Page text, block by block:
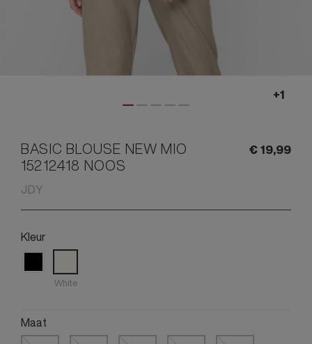
BASIC BLOUSE NEW MIO
15212418 NOOS
JDY
€19,99
Kleur
White
Maat